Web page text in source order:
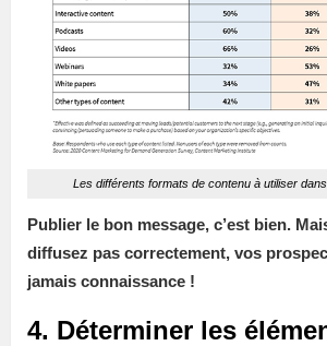
Les différents formats de contenu à utiliser
Publier le bon message, c’est bien.
diffusez pas correctement, vos
jamais connaissance !
4. Déterminer les